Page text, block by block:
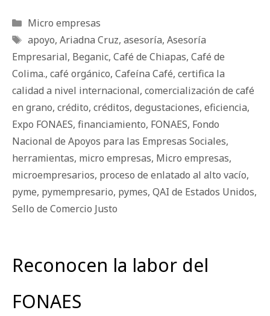
Categorías
Micro empresas
Etiquetas
apoyo, Ariadna Cruz, asesoría, Asesoría
Empresarial, Beganic, Café de Chiapas, Café de
Colima., café orgánico, Cafeína Café, certifica la
calidad a nivel internacional, comercialización de café
en grano, crédito, créditos, degustaciones, eficiencia,
Expo FONAES, financiamiento, FONAES, Fondo
Nacional de Apoyos para las Empresas Sociales,
herramientas, micro empresas, Micro empresas,
microempresarios, proceso de enlatado al alto vacío,
pyme, pymempresario, pymes, QAI de Estados Unidos,
Sello de Comercio Justo
Reconocen la labor del
FONAES